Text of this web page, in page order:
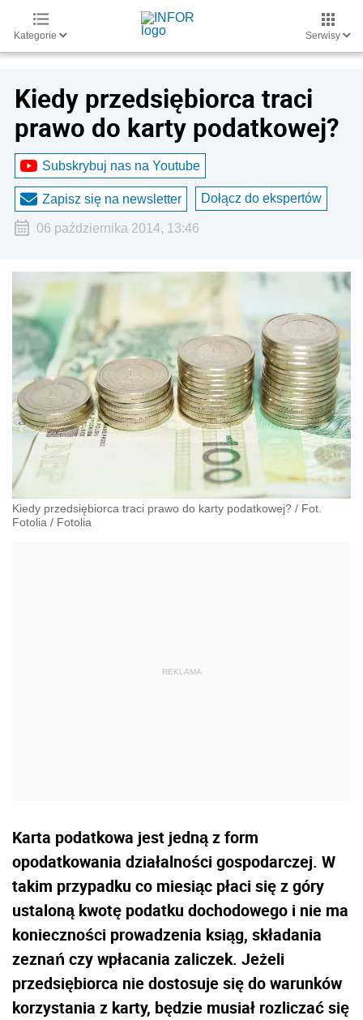
Kategorie Serwisy
Kiedy przedsiębiorca traci
prawo do karty podatkowej?
Subskrybuj nas na Youtube
Zapisz się na newsletter Dołącz do ekspertów
06 października 2014, 13:46
Kiedy przedsiębiorca traci prawo do karty podatkowej? / Fot.
Fotolia / Fotolia
Karta podatkowa jest jedną z form
opodatkowania działalności gospodarczej. W
takim przypadku co miesiąc płaci się z góry
ustaloną kwotę podatku dochodowego i nie ma
konieczności prowadzenia ksiąg, składania
zeznań czy wpłacania zaliczek. Jeżeli
przedsiębiorca nie dostosuje się do warunków
korzystania z karty, będzie musiał rozliczać się